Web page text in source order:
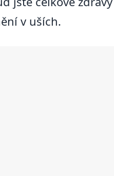
v uších.